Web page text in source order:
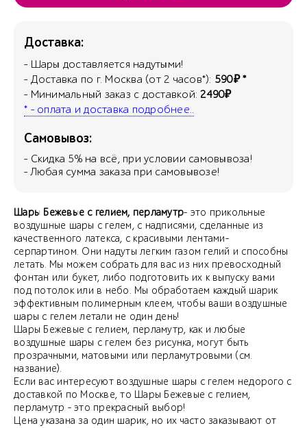
Доставка:
- Шары доставляется надутыми!
- Доставка по г. Москва (от 2 часов*): 590₽ *
- Минимальный заказ с доставкой:2490₽
* - оплата и доставка подробнее..
Самовывоз:
- Скидка 5% на всё, при условии самовывоза!
- Любая сумма заказа при самовывозе!
Шары Бежевые с гелием, перламутр- это прикольные
воздушные шары с гелем, с надписями, сделанные из
качественного латекса, с красивыми лентами-
серпартином. Они надуты легким газом гелий и способны
летать. Мы можем собрать для вас из них превосходный
фонтан или букет, либо подготовить их к выпуску вами
под потолок или в небо. Мы обработаем каждый шарик
эффективным полимерным клеем, чтобы ваши воздушные
шары с гелем летали не один день!
Шары Бежевые с гелием, перламутр, как и любые
воздушные шары с гелем без рисунка, могут быть
прозрачными, матовыми или перламутровыми (см.
название).
Если вас интересуют воздушные шары с гелем недорого с
доставкой по Москве, то Шары Бежевые с гелием,
перламутр - это прекрасный выбор!
Цена указана за один шарик, но их часто заказывают от